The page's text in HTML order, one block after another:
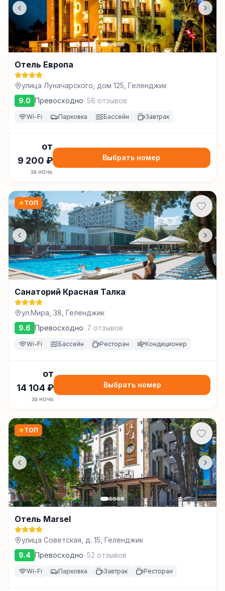
Отель Европа
улица Луначарского, дом 125, Геленджик
9.0 Превосходно· 58 отзывов
Wi-Fi Парковка Бассейн Завтрак
от
9 200 ₽
за ночь
Выбрать номер
★ТОП
Санаторий Красная Талка
ул.Мира, 38, Геленджик
9.6 Превосходно· 7 отзывов
Wi-Fi Бассейн Ресторан Кондиционер
от
14 104 ₽
за ночь
Выбрать номер
★ТОП
Отель Marsel
улица Советская, д. 15, Геленджик
9.4 Превосходно· 52 отзывов
Wi-Fi Парковка Завтрак Ресторан